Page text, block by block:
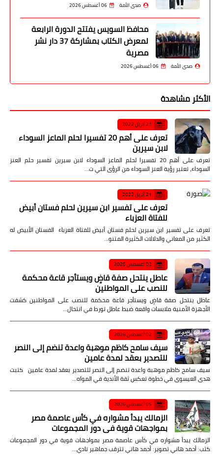
صدى الأمة 06 أغسطس 2026
محافظ السويس يفتتح الدورة الرابعة
لمعرض الكتاب بمشاركة 37 دار نشر
مصرية
صدى الأمة 06 أغسطس 2026
الأكثر مشاهدة
21 أبريل 2022
تعرف على أهم 20 تفسيرا لحلم الماعز السوداء
لابن سيرين
تعرف على أهم 20 تفسيرا لحلم الماعز السوداء لابن سيرين تفسير حلم العنز
السوداء، تعتبر رؤية العنز السوداء من الرؤى التي ت…
21 أبريل 2022
تعرف على تفسير ابن سيرين لحلم فستان أبيض
للفتاة العزباء
تعرف على تفسير ابن سيرين لحلم فستان أبيض للفتاة العزباء الفستان الأبيض له
الكثير من المعاني والدلالات الكثيرة المتنو…
03 أغسطس 2026
عاطل ينتحل صفة قاضٍ ويستأجر قاعة محكمة
للنصب على المواطنين
عاطل ينتحل صفة قاضٍ ويستأجر قاعة محكمة للنصب على المواطنين كشفت
الأجهزة الأمنية ملابسات واقعة ضبط عاطل تورط في انتحال…
02 أغسطس 2026
سيف سامح كاظم موهبة واعدة تنضم إلى النصر
للتصدير بعقد لمدة عامين
سيف سامح كاظم موهبة واعدة تنضم إلى النصر للتصدير بعقد لمدة عامين كتبت
هدى العيسوى في خطوة تعكس ثقة الأندية في المواه…
05 أغسطس 2026
الزمالك يبدأ مشواره في كأس عاصمة مصر
بمواجهات قوية في دور المجموعات
الزمالك يبدأ مشواره في كأس عاصمة مصر بمواجهات قوية في دور المجموعات
كتب: أحمد هاني تصوير: أحمد هاني تترقب جماهير نادي…